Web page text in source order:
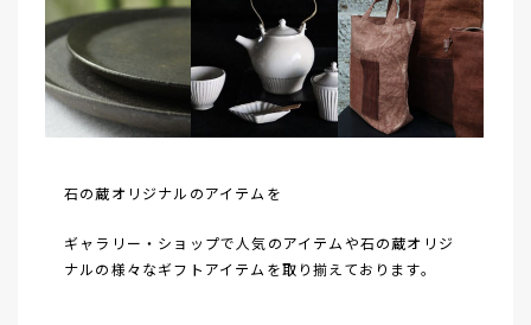
石の蔵オリジナルのアイテムを
ギャラリー・ショップで人気のアイテムや石の蔵オリジ
ナルの様々なギフトアイテムを取り揃えております。